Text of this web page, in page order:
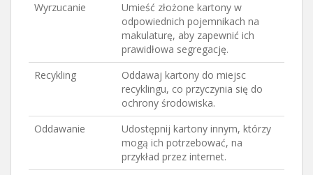
Wyrzucanie
Umieść złożone kartony w
odpowiednich pojemnikach na
makulaturę, aby zapewnić ich
prawidłowa segregację.
Recykling
Oddawaj kartony do miejsc
recyklingu, co przyczynia się do
ochrony środowiska.
Oddawanie
Udostępnij kartony innym, którzy
mogą ich potrzebować, na
przykład przez internet.